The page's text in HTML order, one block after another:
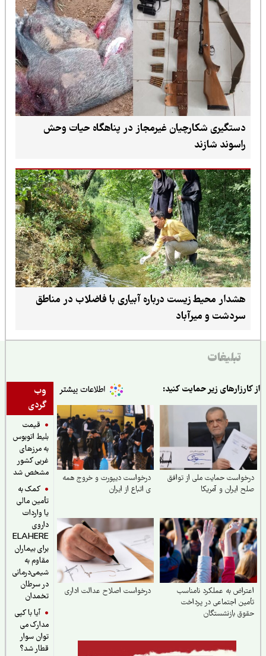
دستگیری شکارچیان غیرمجاز در پناهگاه حیات وحش
راسوند شازند
هشدار محیط زیست درباره آبیاری با فاضلاب در مناطق
سردشت و میرآباد
تبلیغات
وب
گردی
قیمت
بلیط اتوبوس
به مرزهای
غربی کشور
مشخص شد
کمک به
تأمین مالی
یا واردات
داروی
ELAHERE
برای بیماران
مقاوم به
شیمی‌درمانی
در سرطان
تخمدان
آیا با کپی
مدارک می
توان سوار
قطار شد؟
زیر حمایت کنید:
حمایت ملی از توافق
ایران و آمریکا
درخواست دیپورت و خروج همه
ی اتباع از ایران
به عملکرد نامناسب
اجتماعی در پرداخت
بازنشستگان
درخواست اصلاح عدالت اداری